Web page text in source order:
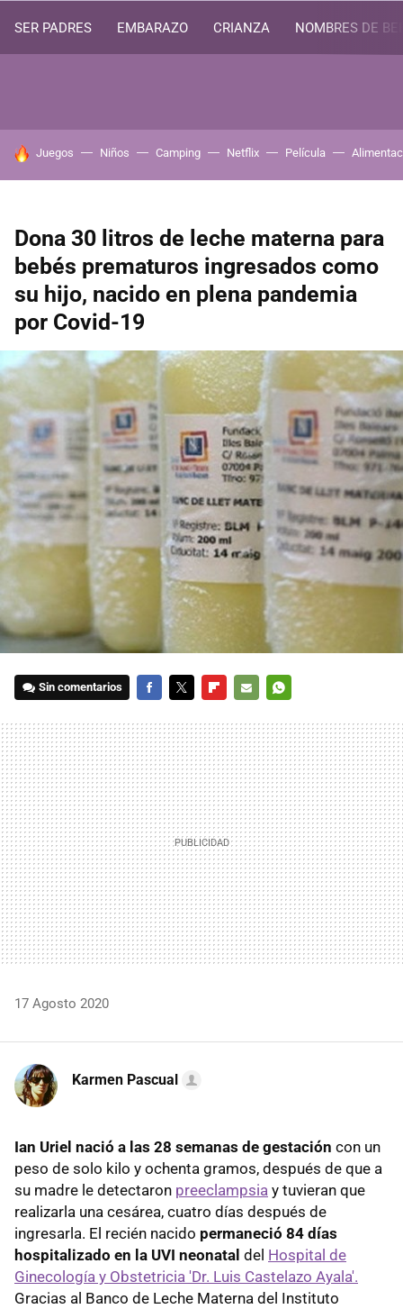
SER PADRES EMBARAZO CRIANZA NOMBRES DE
HOY SE HABLA DE
Juegos Niños Camping Netflix Película
Dona 30 litros de leche materna para
bebés prematuros ingresados como
su hijo, nacido en plena pandemia
por Covid-19
Sin comentarios
MAIL
17 Agosto 2020
Karmen Pascual
Ian Uriel nació a las 28 semanas de gestación con un
peso de solo kilo y ochenta gramos, después de que a
su madre le detectaron preeclampsia y tuvieran que
realizarla una cesárea, cuatro días después de
ingresarla. El recién nacido permaneció 84 días
hospitalizado en la UVI neonatal del Hospital de
Ginecología y Obstetricia 'Dr. Luis Castelazo Ayala'.
Gracias al Banco de Leche Materna del Instituto